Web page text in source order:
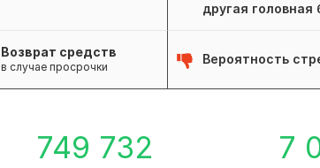
другая головная
Возврат средств
в случае просрочки
Вероятность
749 732 7